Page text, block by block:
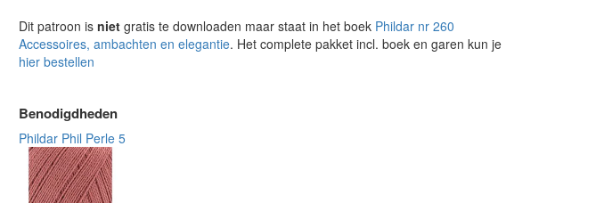
Dit patroon is niet gratis te downloaden maar staat in het boek Phildar nr 260
Accessoires, ambachten en elegantie. Het complete pakket incl. boek en garen kun je
hier bestellen
Benodigdheden
Phildar Phil Perle 5